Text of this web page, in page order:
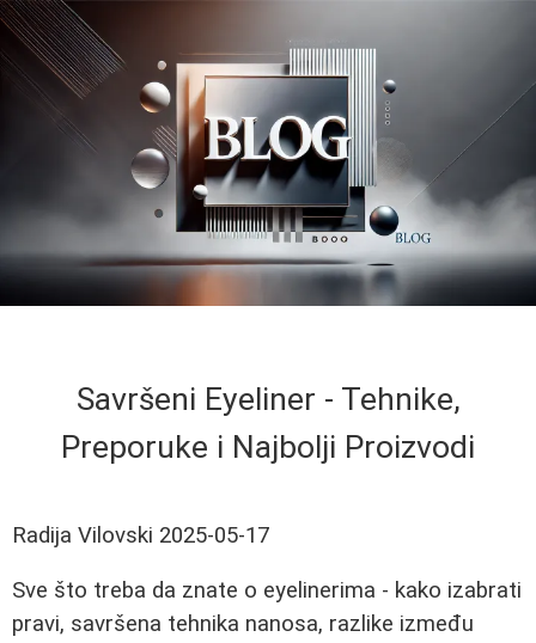
Savršeni Eyeliner - Tehnike,
Preporuke i Najbolji Proizvodi
Radija Vilovski 2025-05-17
Sve što treba da znate o eyelinerima - kako izabrati
pravi, savršena tehnika nanosa, razlike između